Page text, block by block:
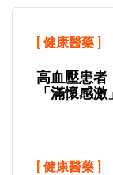
[ 健康醫藥 ]
高血壓患者
「滿懷感激」
[ 健康醫藥 ]